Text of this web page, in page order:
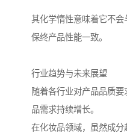
其化学惰性意味着它不
保终产品性能一致。
行业趋势与未来展望
随着各行业对产品品质
品需求持续增长。
在化妆品领域，虽然成